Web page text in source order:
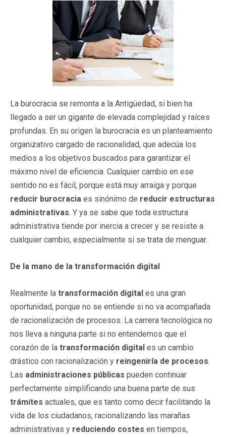
La burocracia se remonta a la Antigüedad, si bien ha
llegado a ser un gigante de elevada complejidad y raíces
profundas. En su origen la burocracia es un planteamiento
organizativo cargado de racionalidad, que adecúa los
medios a los objetivos buscados para garantizar el
máximo nivel de eficiencia. Cualquier cambio en ese
sentido no es fácil, porque está muy arraiga y porque
reducir burocracia es sinónimo de reducir estructuras
administrativas. Y ya se sabe que toda estructura
administrativa tiende por inercia a crecer y se resiste a
cualquier cambio, especialmente si se trata de menguar.
De la mano de la transformación digital
Realmente la transformación digital es una gran
oportunidad, porque no se entiende si no va acompañada
de racionalización de procesos. La carrera tecnológica no
nos lleva a ninguna parte si no entendemos que el
corazón de la transformación digital es un cambio
drástico con racionalización y reingeniría de procesos.
Las administraciones públicas pueden continuar
perfectamente simplificando una buena parte de sus
trámites actuales, que es tanto como decir facilitando la
vida de los ciudadanos, racionalizando las marañas
administrativas y reduciendo costes en tiempos,